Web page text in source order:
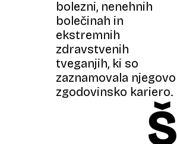
bolezni, nenehnih
bolečinah in
ekstremnih
zdravstvenih
tveganjih, ki so
zaznamovala njegovo
zgodovinsko kariero.
Š